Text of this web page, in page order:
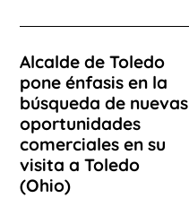
Alcalde de Toledo
pone énfasis en la
búsqueda de nuevas
oportunidades
comerciales en su
visita a Toledo
(Ohio)